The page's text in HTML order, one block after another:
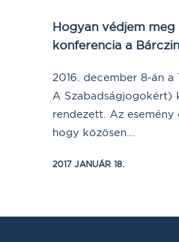
Hogyan védjem meg
konferencia a Bárczin
2016. december 8-án a
A Szabadságjogokért)
rendezett. Az esemény
hogy közösen...
2017 JANUÁR 18.